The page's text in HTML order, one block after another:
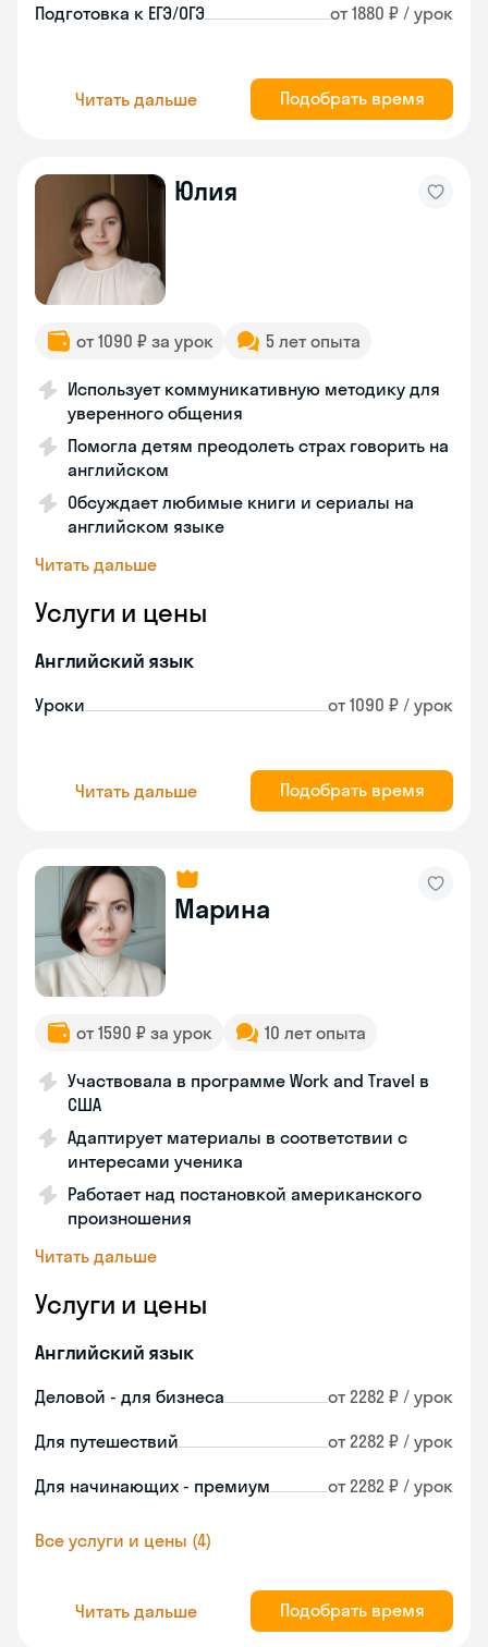
Подготовка к ЕГЭ/ОГЭ от 1880 ₽ / урок
Читать дальше Подобрать время
Юлия
от 1090 ₽ за урок 5 лет опыта
Использует коммуникативную методику для
уверенного общения
Помогла детям преодолеть страх говорить на
английском
Обсуждает любимые книги и сериалы на
английском языке
Читать дальше
Услуги и цены
Английский язык
Уроки от 1090 ₽ / урок
Читать дальше Подобрать время
Марина
от 1590 ₽ за урок 10 лет опыта
Участвовала в программе Work and Travel в
США
Адаптирует материалы в соответствии с
интересами ученика
Работает над постановкой американского
произношения
Читать дальше
Услуги и цены
Английский язык
Деловой - для бизнеса от 2282 ₽ / урок
Для путешествий от 2282 ₽ / урок
Для начинающих - премиум от 2282 ₽ / урок
Все услуги и цены (4)
Читать дальше Подобрать время